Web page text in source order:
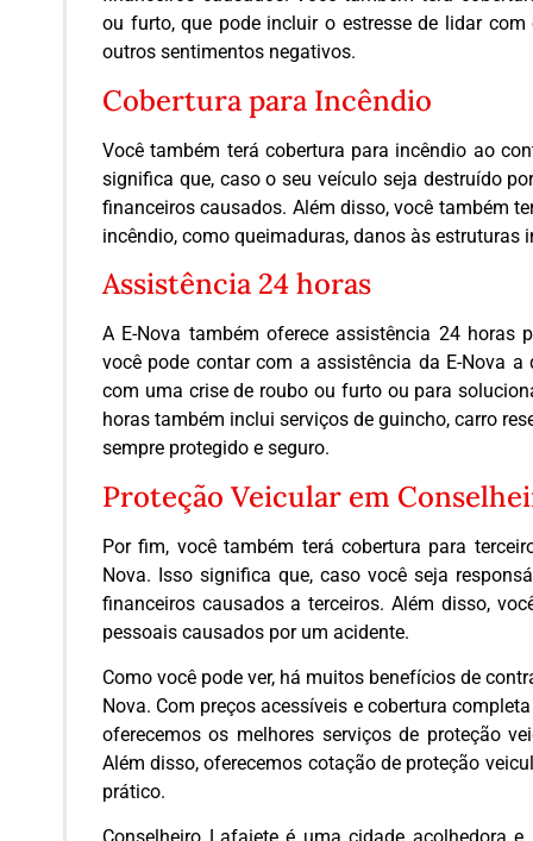
ou furto, que pode incluir o estresse de lidar
outros sentimentos negativos.
Cobertura para Incêndio
Você também terá cobertura para incêndio ao
significa que, caso o seu veículo seja destruído
financeiros causados. Além disso, você também
incêndio, como queimaduras, danos às estruturas
Assistência 24 horas
A E-Nova também oferece assistência 24
você pode contar com a assistência da E-Nova
com uma crise de roubo ou furto ou para
horas também inclui serviços de guincho, carro
sempre protegido e seguro.
Proteção Veicular em
Por fim, você também terá cobertura para
Nova. Isso significa que, caso você seja
financeiros causados a terceiros. Além disso,
pessoais causados por um acidente.
Como você pode ver, há muitos benefícios de
Nova. Com preços acessíveis e cobertura
oferecemos os melhores serviços de proteção
Além disso, oferecemos cotação de proteção
prático.